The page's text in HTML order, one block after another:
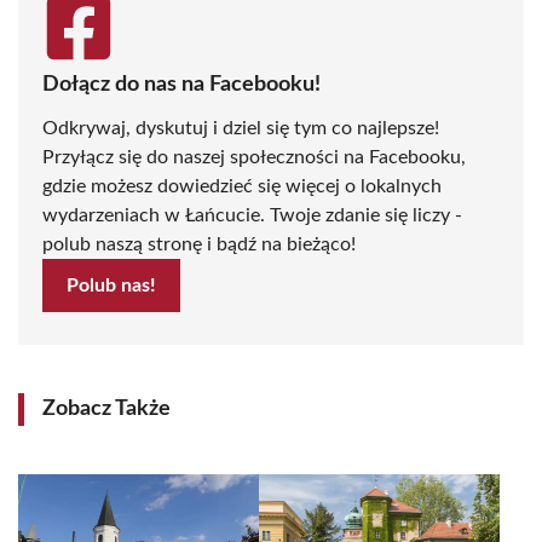
Dołącz do nas na Facebooku!
Odkrywaj, dyskutuj i dziel się tym co najlepsze!
Przyłącz się do naszej społeczności na Facebooku,
gdzie możesz dowiedzieć się więcej o lokalnych
wydarzeniach w Łańcucie. Twoje zdanie się liczy -
polub naszą stronę i bądź na bieżąco!
Polub nas!
Zobacz Także